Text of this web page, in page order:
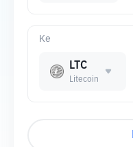
Ke
LTC
Litecoin